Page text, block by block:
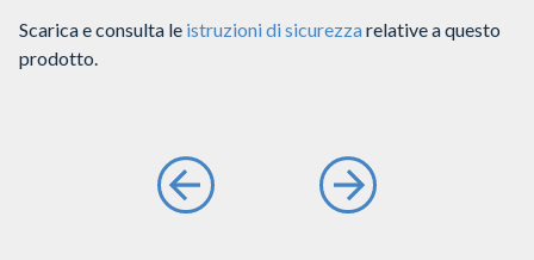
Scarica e consulta le istruzioni di sicurezzarelative a questo
prodotto.